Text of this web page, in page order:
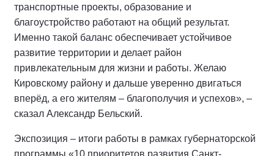
транспортные проекты, образование и
благоустройство работают на общий результат.
Именно такой баланс обеспечивает устойчивое
развитие территории и делает район
привлекательным для жизни и работы. Желаю
Кировскому району и дальше уверенно двигаться
вперёд, а его жителям – благополучия и успехов», –
сказал Александр Бельский.
Экспозиция – итоги работы в рамках губернаторской